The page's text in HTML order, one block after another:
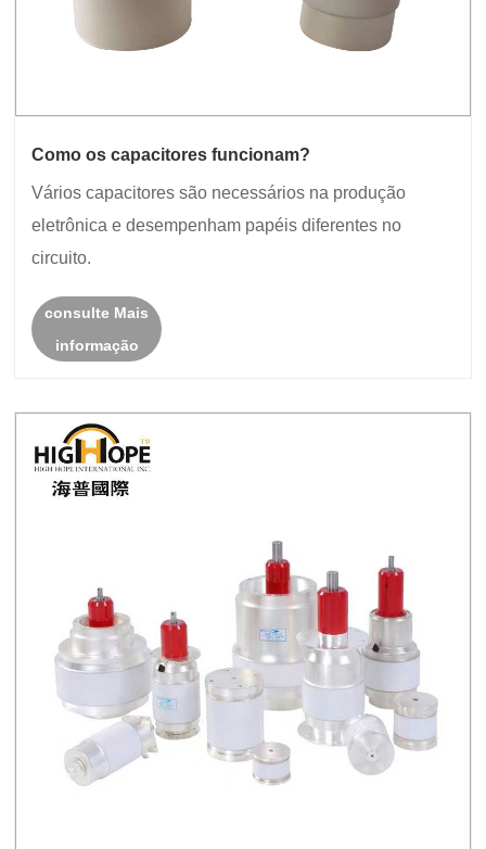
Como os capacitores funcionam?
Vários capacitores são necessários na produção
eletrônica e desempenham papéis diferentes no
circuito.
consulte Mais
informação